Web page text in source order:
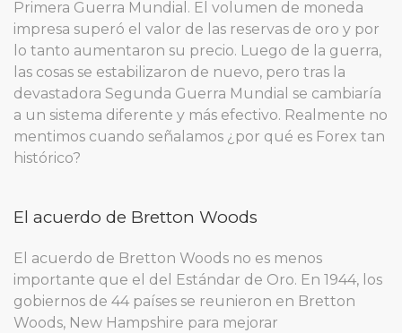
Primera Guerra Mundial. El volumen de moneda
impresa superó el valor de las reservas de oro y por
lo tanto aumentaron su precio. Luego de la guerra,
las cosas se estabilizaron de nuevo, pero tras la
devastadora Segunda Guerra Mundial se cambiaría
a un sistema diferente y más efectivo. Realmente no
mentimos cuando señalamos ¿por qué es Forex tan
histórico?
El acuerdo de Bretton Woods
El acuerdo de Bretton Woods no es menos
importante que el del Estándar de Oro. En 1944, los
gobiernos de 44 países se reunieron en Bretton
Woods, New Hampshire para mejorar